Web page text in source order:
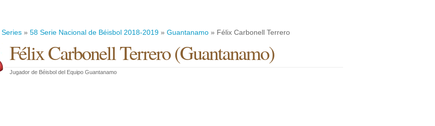
Series » 58 Serie Nacional de Béisbol 2018-2019 » Guantanamo » Félix Carbonell Terrero
Félix Carbonell Terrero(Guantanamo)
Jugador de Béisbol del Equipo Guantanamo